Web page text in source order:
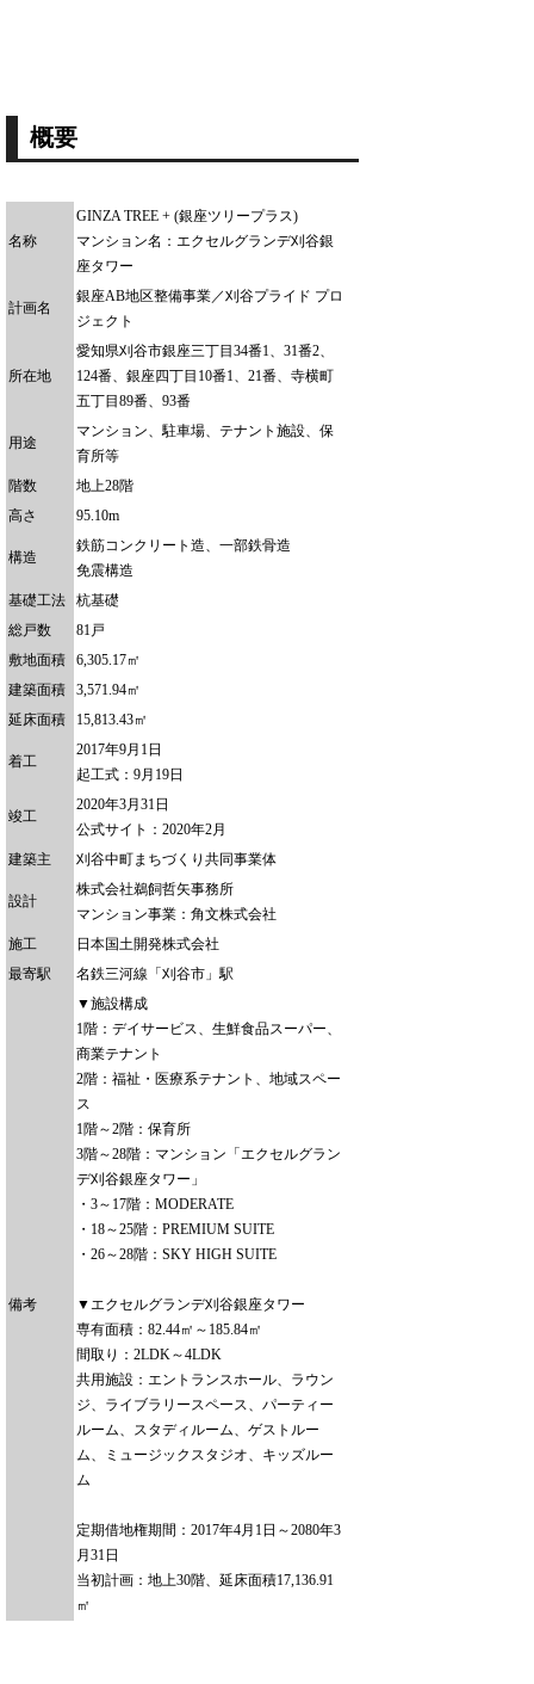
概要
名称
GINZA TREE + (銀座ツリープラス)
マンション名：エクセルグランデ刈谷銀
座タワー
計画名
銀座AB地区整備事業／刈谷プライド プロ
ジェクト
所在地
愛知県刈谷市銀座三丁目34番1、31番2、
124番、銀座四丁目10番1、21番、寺横町
五丁目89番、93番
用途
マンション、駐車場、テナント施設、保
育所等
階数
地上28階
高さ
95.10m
構造
鉄筋コンクリート造、一部鉄骨造
免震構造
基礎工法
杭基礎
総戸数
81戸
敷地面積
6,305.17㎡
建築面積
3,571.94㎡
延床面積
15,813.43㎡
着工
2017年9月1日
起工式：9月19日
竣工
2020年3月31日
公式サイト：2020年2月
建築主
刈谷中町まちづくり共同事業体
設計
株式会社鵜飼哲矢事務所
マンション事業：角文株式会社
施工
日本国土開発株式会社
最寄駅
名鉄三河線「刈谷市」駅
備考
▼施設構成
1階：デイサービス、生鮮食品スーパー、
商業テナント
2階：福祉・医療系テナント、地域スペー
ス
1階～2階：保育所
3階～28階：マンション「エクセルグラン
デ刈谷銀座タワー」
・3～17階：MODERATE
・18～25階：PREMIUM SUITE
・26～28階：SKY HIGH SUITE
▼エクセルグランデ刈谷銀座タワー
専有面積：82.44㎡～185.84㎡
間取り：2LDK～4LDK
共用施設：エントランスホール、ラウン
ジ、ライブラリースペース、パーティー
ルーム、スタディルーム、ゲストルー
ム、ミュージックスタジオ、キッズルー
ム
定期借地権期間：2017年4月1日～2080年3
月31日
当初計画：地上30階、延床面積17,136.91
㎡